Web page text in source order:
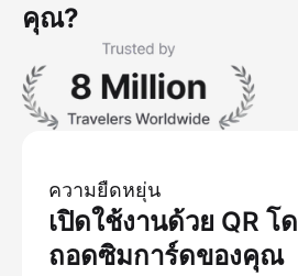
คุณ?
ความยืดหยุ่น
เปิดใช้งานด้วย QR โ
ถอดซิมการ์ดของคุณ